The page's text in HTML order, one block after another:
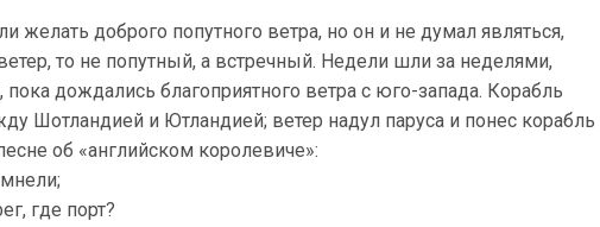
желать доброго попутного ветра, но он и не думал являться,
то не попутный, а встречный. Недели шли за неделями,
дождались благоприятного ветра с юго-запада. Корабль
Шотландией и Ютландией; ветер надул паруса и понес корабль
об «английском королевиче»:
где порт?